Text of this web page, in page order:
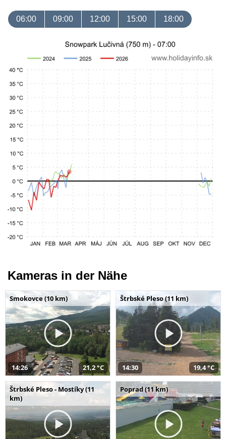
06:00 09:00 12:00 15:00 18:00
Kameras in der Nähe
Smokovce (10 km)
14:26 21,2 °C
Štrbské Pleso (11 km)
14:30 19,4 °C
Štrbské Pleso - Mostíky (11
km)
Poprad (11 km)